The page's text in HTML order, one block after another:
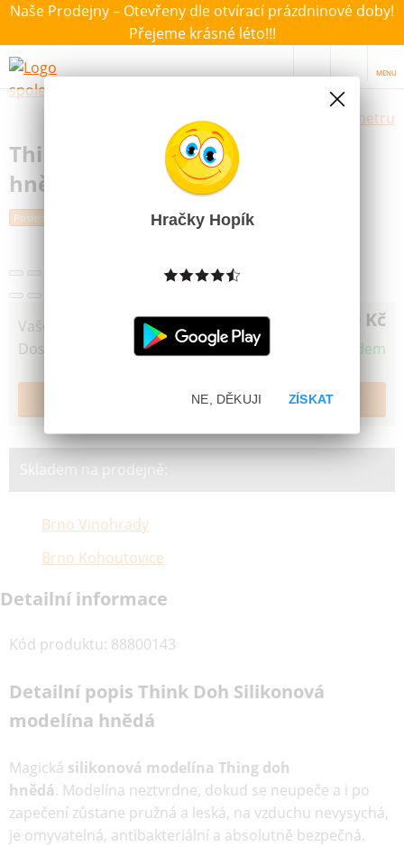
Naše Prodejny – Otevřeny dle otvírací prázdninové doby!
Přejeme krásné léto!!!
MENU
Výběr hraček dle zvoleného parametru
Think Doh Silikonová modelína
hnědá
Poslední šance
Vaše cena 39 Kč
Dostupnost Skladem
Skladem na prodejně:
Brno Vinohrady
Brno Kohoutovice
Detailní informace
Kód produktu: 88800143
Detailní popis Think Doh Silikonová
modelína hnědá
Magická silikonová modelína Thing doh
hnědá. Modelína neztvrdne, dokud se neupeče a i po
zapečení zůstane pružná a leská, na vzduchu nevysychá,
je omyvatelná, antibakteriální a absolutně bezpečná.
Hračky Hopík
ZÍSKAT
NE, DĚKUJI